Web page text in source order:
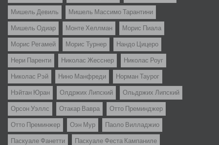
Мишель Девиль Мишель Массимо Тарантини
Мишель Одиар Монте Хеллман Морис Пиала
Морис Регамей Морис Турнер Нандо Цицеро
Нери Паренти Николас Жесснер Николас Роуг
Николас Рэй Нино Манфреди Норман Таурог
Нэйтан Юран Олдржих Липский Ольдржих Липский
Орсон Уэллс Отакар Вавра Отто Преминджер
Отто Преминжер Оэн Мур Паоло Вилладжио
Паскуале Фанетти Паскуале Феста Кампаниле